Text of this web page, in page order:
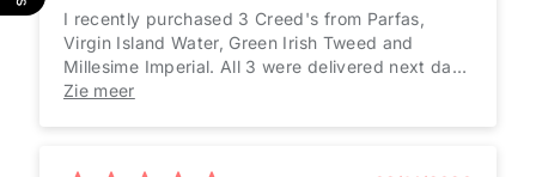
I recently purchased 3 Creed's from Parfas,
Virgin Island Water, Green Irish Tweed and
Millesime Imperial. All 3 were delivered next day
to the UK and have been by far the best batches
Zie meer